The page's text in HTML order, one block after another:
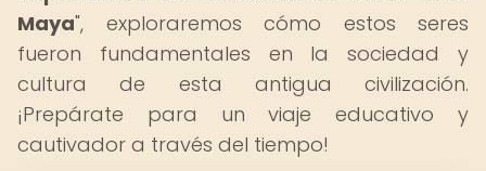
Maya", exploraremos cómo estos seres
fueron fundamentales en la sociedad y
cultura de esta antigua civilización.
¡Prepárate para un viaje educativo y
cautivador a través del tiempo!